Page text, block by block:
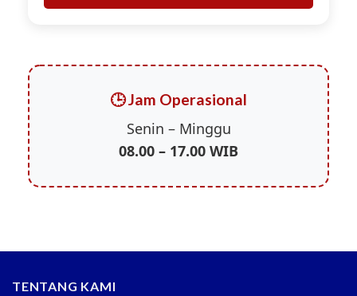
🕒 Jam Operasional
Senin – Minggu
08.00 – 17.00 WIB
TENTANG KAMI